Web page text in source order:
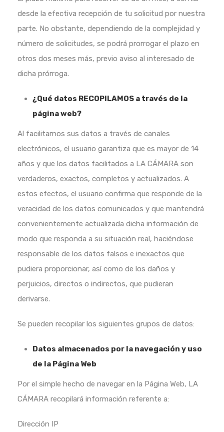
desde la efectiva recepción de tu solicitud por nuestra
parte. No obstante, dependiendo de la complejidad y
número de solicitudes, se podrá prorrogar el plazo en
otros dos meses más, previo aviso al interesado de
dicha prórroga.
¿Qué datos RECOPILAMOS a través de la
página web?
Al facilitarnos sus datos a través de canales
electrónicos, el usuario garantiza que es mayor de 14
años y que los datos facilitados a LA CÁMARA son
verdaderos, exactos, completos y actualizados. A
estos efectos, el usuario confirma que responde de la
veracidad de los datos comunicados y que mantendrá
convenientemente actualizada dicha información de
modo que responda a su situación real, haciéndose
responsable de los datos falsos e inexactos que
pudiera proporcionar, así como de los daños y
perjuicios, directos o indirectos, que pudieran
derivarse.
Se pueden recopilar los siguientes grupos de datos:
Datos almacenados por la navegación y uso
de la Página Web
Por el simple hecho de navegar en la Página Web, LA
CÁMARA recopilará información referente a:
Dirección IP